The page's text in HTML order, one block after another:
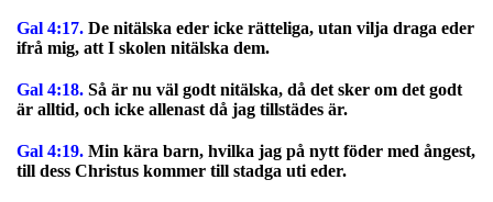
Gal 4:17. De nitälska eder icke rätteliga, utan vilja draga eder
ifrå mig, att I skolen nitälska dem.
Gal 4:18. Så är nu väl godt nitälska, då det sker om det godt
är alltid, och icke allenast då jag tillstädes är.
Gal 4:19. Min kära barn, hvilka jag på nytt föder med ångest,
till dess Christus kommer till stadga uti eder.